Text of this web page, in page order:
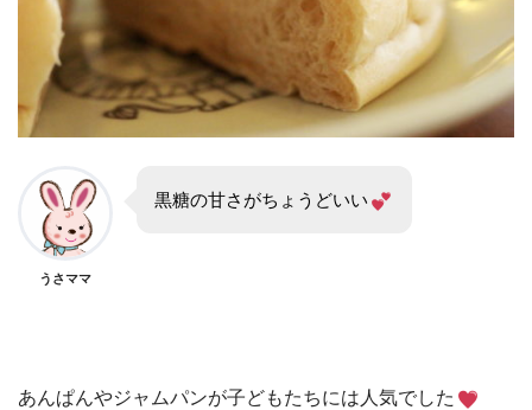
うさママ
黒糖の甘さがちょうどいい
あんぱんやジャムパンが子どもたちには人気でした